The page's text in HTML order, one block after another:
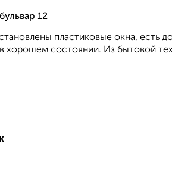
12
пластиковые окна, есть
хорошем состоянии. Из бытовой